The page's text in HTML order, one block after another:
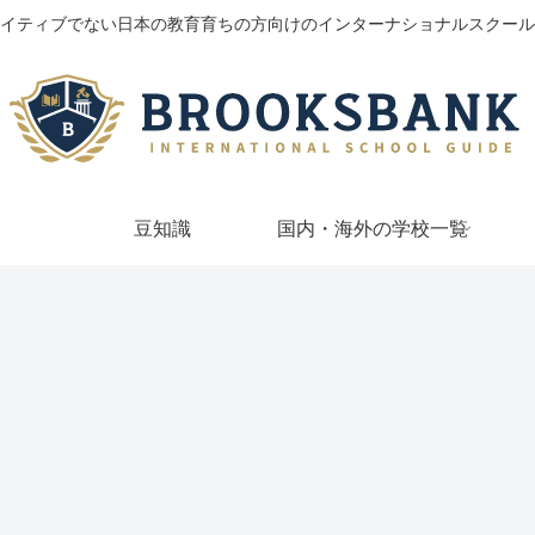
ティブでない日本の教育育ちの方向けのインターナショナルスクー
豆知識 国内・海外の学校一覧